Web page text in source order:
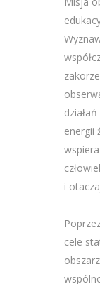
energii
i
cele